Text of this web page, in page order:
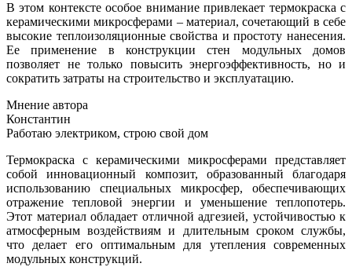
В этом контексте особое внимание привлекает термокраска с
керамическими микросферами – материал, сочетающий в себе
высокие теплоизоляционные свойства и простоту нанесения.
Ее применение в конструкции стен модульных домов
позволяет не только повысить энергоэффективность, но и
сократить затраты на строительство и эксплуатацию.
Мнение автора
Константин
Работаю электриком, строю свой дом
Термокраска с керамическими микросферами представляет
собой инновационный композит, образованный благодаря
использованию специальных микросфер, обеспечивающих
отражение тепловой энергии и уменьшение теплопотерь.
Этот материал обладает отличной адгезией, устойчивостью к
атмосферным воздействиям и длительным сроком службы,
что делает его оптимальным для утепления современных
модульных конструкций.